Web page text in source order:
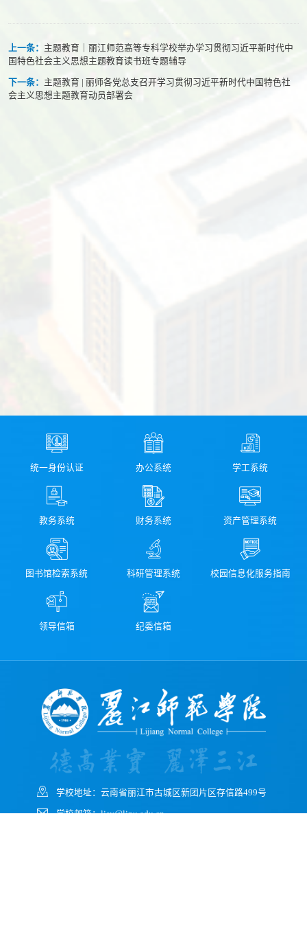
上一条： 主题教育｜丽江师范高等专科学校举办学习贯彻习近平新时代中
国特色社会主义思想主题教育读书班专题辅导
下一条： 主题教育 | 丽师各党总支召开学习贯彻习近平新时代中国特色社
会主义思想​主题教育动员部署会
统一身份认证 办公系统 学工系统
教务系统 财务系统 资产管理系统
图书馆检索系统 科研管理系统 校园信息化服务指南
领导信箱 纪委信箱
学校地址：云南省丽江市古城区新团片区存信路499号
学校邮箱：ljsy@ljnu.edu.cn